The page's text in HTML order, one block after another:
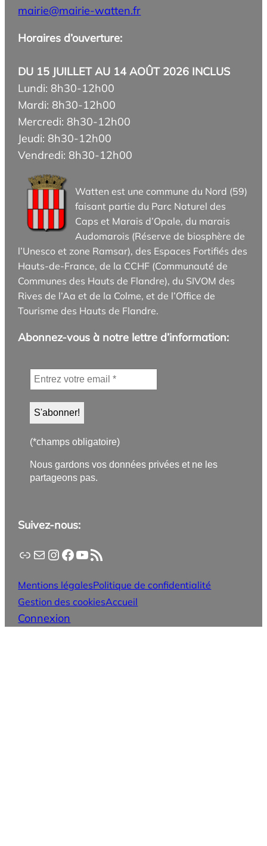
mairie@mairie-watten.fr
Horaires d’ouverture:
DU 15 JUILLET AU 14 AOÛT 2026 INCLUS
Lundi: 8h30-12h00
Mardi: 8h30-12h00
Mercredi: 8h30-12h00
Jeudi: 8h30-12h00
Vendredi: 8h30-12h00
Watten est une commune du Nord (59)
faisant partie du Parc Naturel des
Caps et Marais d’Opale, du marais
Audomarois (Réserve de biosphère de
l’Unesco et zone Ramsar), des Espaces Fortifiés des
Hauts-de-France, de la CCHF (Communauté de
Communes des Hauts de Flandre), du SIVOM des
Rives de l’Aa et de la Colme, et de l’Office de
Tourisme des Hauts de Flandre.
Abonnez-vous à notre lettre d’information:
(*champs obligatoire)
Nous gardons vos données privées et ne les
partageons pas.
Suivez-nous:
Application PanneauPocket
Lettre d'information
Instagram
Facebook
YouTube
Flux RSS
Mentions légalesPolitique de confidentialité
Gestion des cookiesAccueil
Connexion